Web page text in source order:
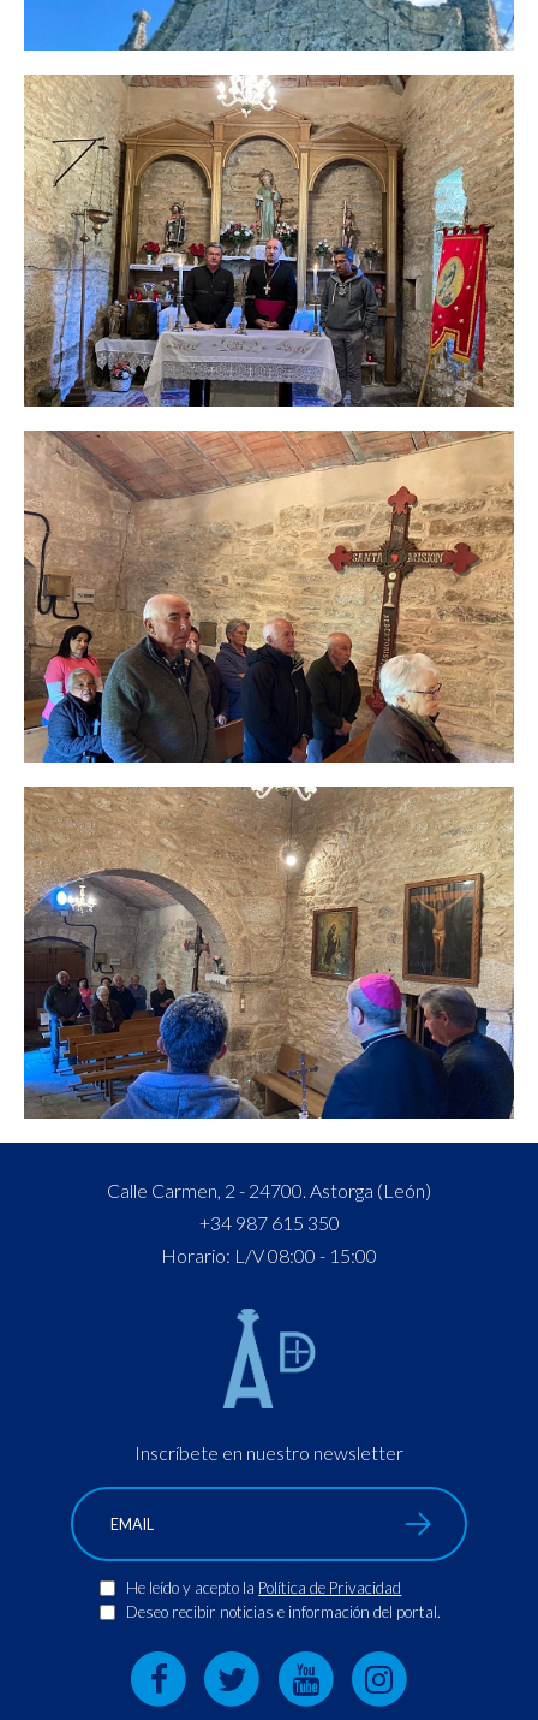
Calle Carmen, 2 - 24700. Astorga (León)
+34 987 615 350
Horario: L/V 08:00 - 15:00
Inscríbete en nuestro newsletter
He leído y acepto la Política de Privacidad
Deseo recibir noticias e información del portal.